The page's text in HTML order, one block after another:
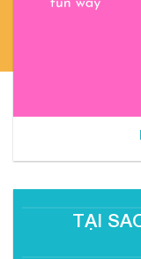
TẠI